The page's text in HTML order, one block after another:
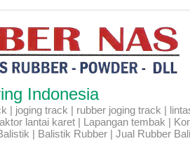
Indonesia
| joging track | rubber joging track |
lantai karet | Lapangan tembak |
| Balistik Rubber | Jual Rubber